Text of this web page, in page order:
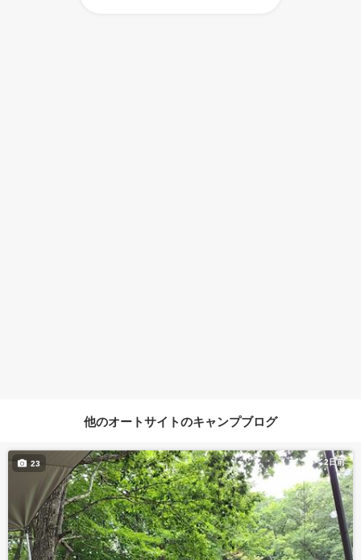
他のオートサイトのキャンプブログ
2日前
23